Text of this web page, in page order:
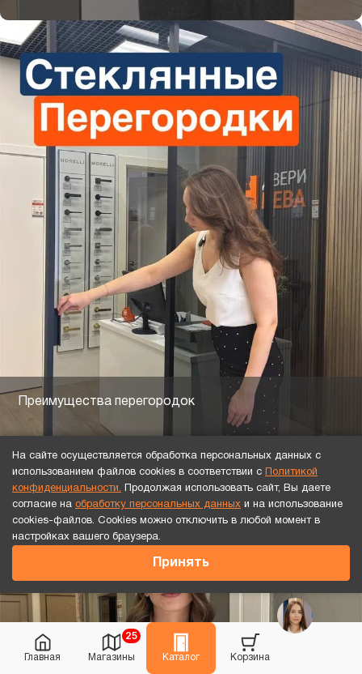
Главная Магазины
25
Каталог Корзина
Преимущества перегородок
На сайте осуществляется обработка персональных данных с
использованием файлов cookies в соответствии с
Политикой
конфиденциальности. Продолжая использовать сайт, Вы даете
согласие на обработку персональных данных и на использование
cookies-файлов. Cookies можно отключить в любой момент в
настройках вашего браузера.
Принять